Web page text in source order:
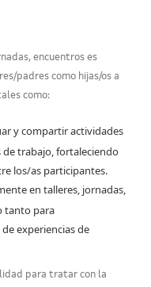
encuentros es
padres como hijas/os a
como:
y compartir actividades
trabajo, fortaleciendo
los/as participantes.
en talleres, jornadas,
tanto para
experiencias de
para tratar con la